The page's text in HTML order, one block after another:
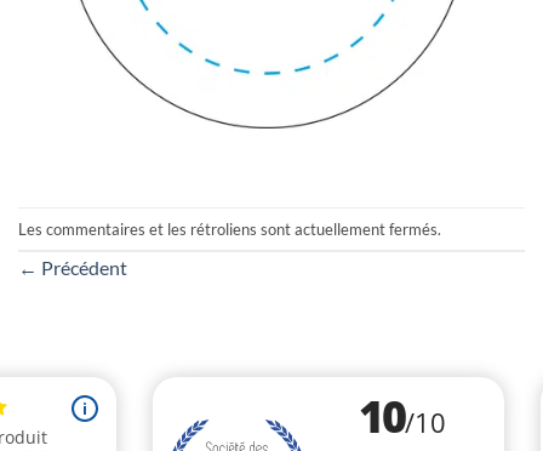
Les commentaires et les rétroliens sont actuellement fermés.
← Précédent